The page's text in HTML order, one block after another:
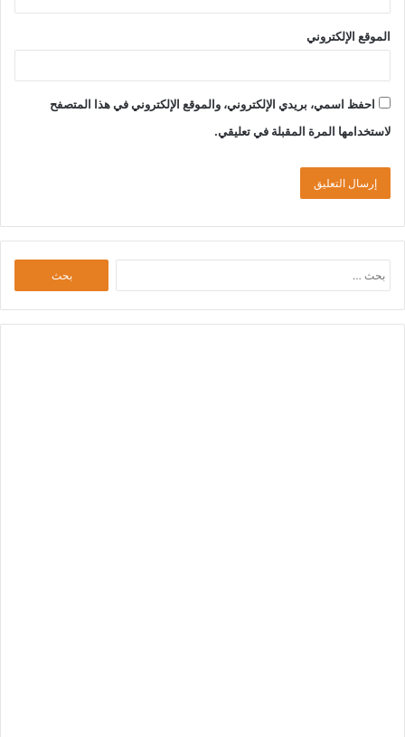
الموقع الإلكتروني
احفظ اسمي، بريدي الإلكتروني، والموقع الإلكتروني في هذا المتصفح
لاستخدامها المرة المقبلة في تعليقي.
عن: